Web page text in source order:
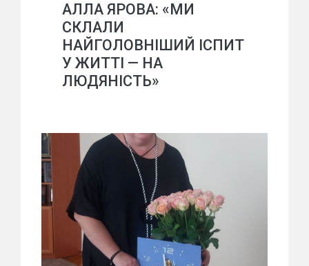
АЛЛА ЯРОВА: «МИ
СКЛАЛИ
НАЙГОЛОВНІШИЙ ІСПИТ
У ЖИТТІ — НА
ЛЮДЯНІСТЬ»